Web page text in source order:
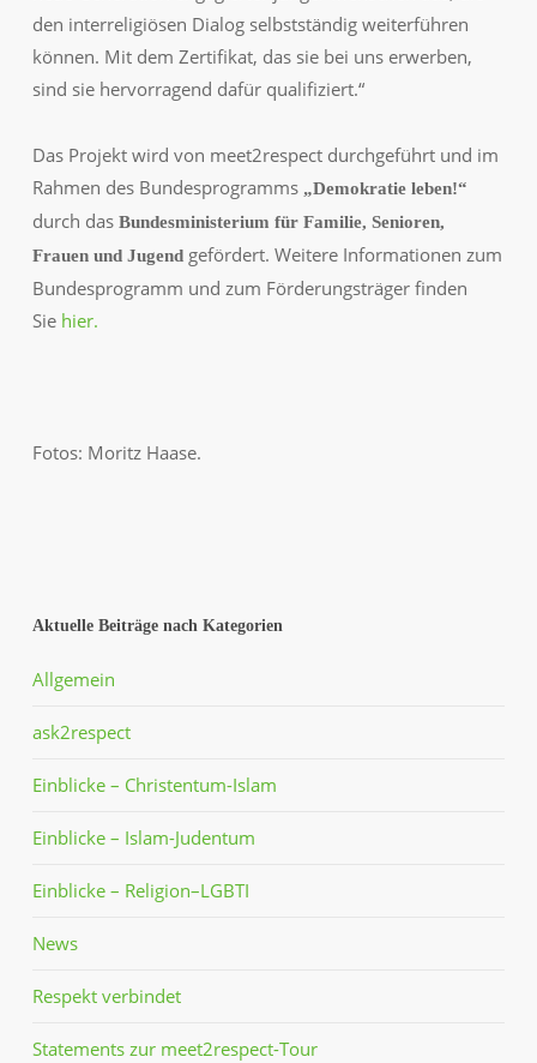
den interreligiösen Dialog selbstständig weiterführen
können. Mit dem Zertifikat, das sie bei uns erwerben,
sind sie hervorragend dafür qualifiziert.“
Das Projekt wird von meet2respect durchgeführt und im
Rahmen des Bundesprogramms „Demokratie leben!“
durch das Bundesministerium für Familie, Senioren,
Frauen und Jugendgefördert. Weitere Informationen zum
Bundesprogramm und zum Förderungsträger finden
Sie hier.
Fotos: Moritz Haase.
Aktuelle Beiträge nach Kategorien
Allgemein
ask2respect
Einblicke – Christentum-Islam
Einblicke – Islam-Judentum
Einblicke – Religion–LGBTI
News
Respekt verbindet
Statements zur meet2respect-Tour